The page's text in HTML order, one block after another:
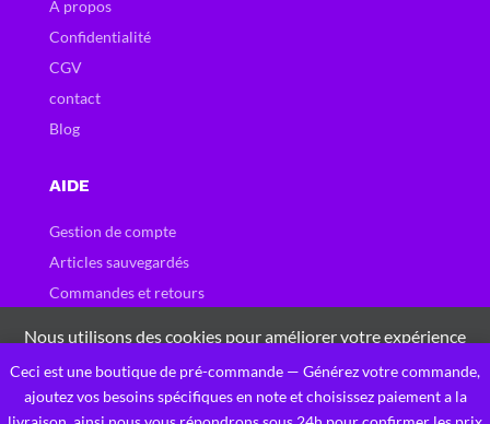
Ceci est une boutique de pré-commande — Générez votre commande,
ajoutez vos besoins spécifiques en note et choisissez paiement a la
A propos
Confidentialité
CGV
contact
Blog
AIDE
Gestion de compte
Articles sauvegardés
Commandes et retours
0
Nous utilisons des cookies pour améliorer votre expérience
sur notre site Web. En naviguant sur ce site, vous acceptez
notre utilisation des cookies.